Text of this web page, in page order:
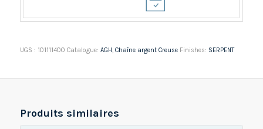
UGS : 101111400 Catalogue: AGH Chaîne argent Creuse Finishes: SERPENT
Produits similaires